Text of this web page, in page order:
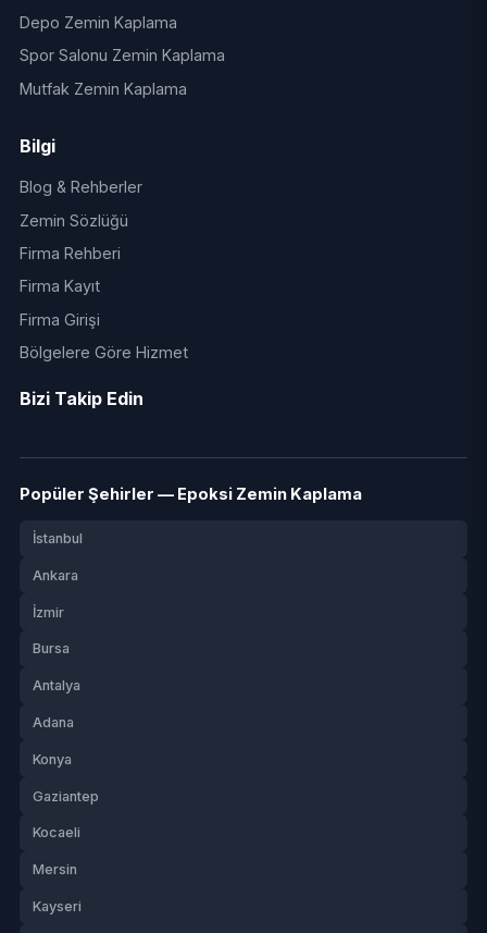
Depo Zemin Kaplama
Spor Salonu Zemin Kaplama
Mutfak Zemin Kaplama
Bilgi
Blog & Rehberler
Zemin Sözlüğü
Firma Rehberi
Firma Kayıt
Firma Girişi
Bölgelere Göre Hizmet
Bizi Takip Edin
Popüler Şehirler — Epoksi Zemin Kaplama
İstanbul
Ankara
İzmir
Bursa
Antalya
Adana
Konya
Gaziantep
Kocaeli
Mersin
Kayseri